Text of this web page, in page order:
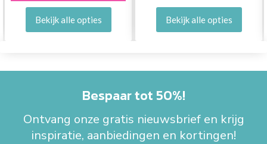
Bekijk alle opties Bekijk alle opties
Bespaar tot 50%!
Ontvang onze gratis nieuwsbrief en krijg
inspiratie, aanbiedingen en kortingen!